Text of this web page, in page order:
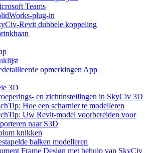
Teams
plug-in
Revit dubbele koppeling
opmerkingen App
3D
en zichtinstellingen in SkyCiv 3D
Hoe een scharnier te modelleren
Uw Revit-model voorbereiden voor
naar S3D
knikken
balken modelleren
Frame Design met behulp van SkyCiv